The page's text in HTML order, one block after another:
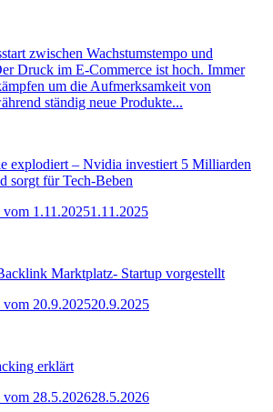
zwischen Wachstumstempo und
Druck im E-Commerce ist hoch. Immer
um die Aufmerksamkeit von
ständig neue Produkte...
explodiert – Nvidia investiert 5 Milliarden
sorgt für Tech-Beben
1.11.2025
Marktplatz- Startup vorgestellt
20.9.2025
erklärt
28.5.2026